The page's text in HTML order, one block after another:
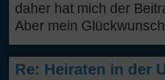
daher hat mich der
Aber mein
Re: Heiraten in der